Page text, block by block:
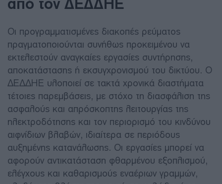
Οι προγραμματισμένες διακοπές ρεύματος
πραγματοποιούνται συνήθως προκειμένου να
εκτελεστούν αναγκαίες εργασίες συντήρησης,
αποκατάστασης ή εκσυγχρονισμού του δικτύου. Ο
ΔΕΔΔΗΕ υλοποιεί σε τακτά χρονικά διαστήματα
τέτοιες παρεμβάσεις, με στόχο τη διασφάλιση της
ασφαλούς και απρόσκοπτης λειτουργίας της
ηλεκτροδότησης και τον περιορισμό του κινδύνου
αιφνίδιων βλαβών, ιδιαίτερα σε περιόδους
αυξημένης κατανάλωσης. Οι εργασίες μπορεί να
αφορούν αντικατάσταση φθαρμένου εξοπλισμού,
ελέγχους και καθαρισμούς εναέριων γραμμών,